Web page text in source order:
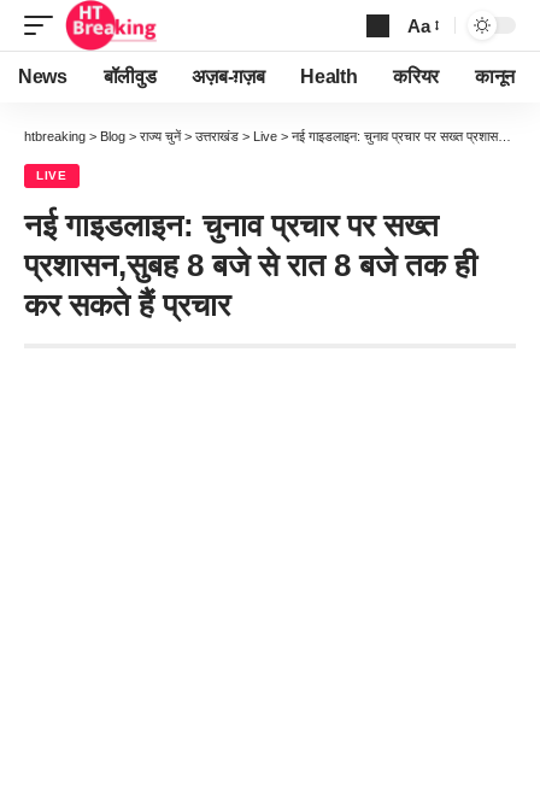
Font
Resizer
Aa
News बॉलीवुड अज़ब-ग़ज़ब Health करियर कानून
htbreaking > Blog > राज्य चुनें > उत्तराखंड > Live > नई गाइडलाइन: चुनाव प्रचार पर सख्त प्रशासन,सुबह 8 बजे से रात 8 बजे तक ही कर सकते हैं प्रचार
LIVE
नई गाइडलाइन: चुनाव प्रचार पर सख्त
प्रशासन,सुबह 8 बजे से रात 8 बजे तक ही
कर सकते हैं प्रचार